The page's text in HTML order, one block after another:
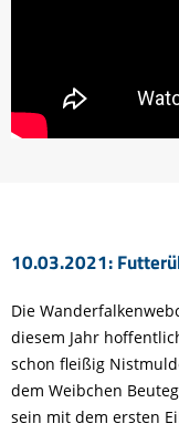
10.03.2021:
Die
diesem Jahr
schon fleißig
dem Weibchen
sein mit dem ersten